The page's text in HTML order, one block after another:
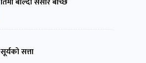
सूर्यको सत्ता